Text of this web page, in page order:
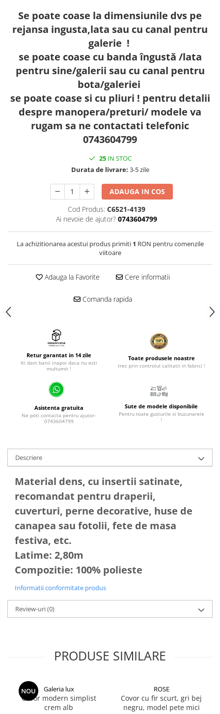
Se poate coase la dimensiunile dvs pe
rejansa ingusta,lata sau cu canal pentru
galerie !
se poate coase cu banda îngustă /lata
pentru sine/galerii sau cu canal pentru
bota/galeriei
se poate coase si cu pliuri ! pentru detalii
despre manopera/preturi/ modele va
rugam sa ne contactati telefonic
0743604799
25IN STOC
Durata de livrare: 3-5 zile
ADAUGA IN COS
Cod Produs: C6521-4139
Ai nevoie de ajutor? 0743604799
La achizitionarea acestui produs primiti 1 RON pentru comenzile
viitoare
Adauga la Favorite Cere informatii
Comanda rapida
Retur garantat in 14 zile
Iti dam banii inapoi daca nu esti
multumit !
Toate produsele noastre
trec prin controlul calitatii in fabrici !
Asistenta gratuita
Ne poti contacta pentru ajutor-
0743604799
Sute de modele disponibile
Pentru toate gusturile si buzunarele
!
Descriere
Material dens, cu insertii satinate,
recomandat pentru draperii,
cuverturi, perne decorative, huse de
canapea sau fotolii, fete de masa
festiva, etc.
Latime: 2,80m
Compozitie: 100% polieste
Informatii conformitate produs
Review-uri(0)
PRODUSE SIMILARE
NOU Galeria lux
Covor modern simplist
crem alb
ROSE
Covor cu fir scurt, gri bej
negru, model pete mici